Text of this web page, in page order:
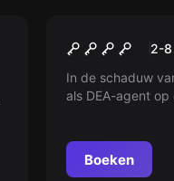
Nieuw
Pablo 2-8
In de schaduw
als DEA-agent
of trouw blijven
arresteren?
Boeken